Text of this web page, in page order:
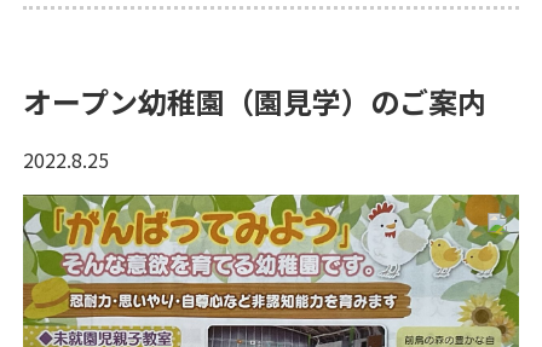
オープン幼稚園（園見学）のご案内
2022.8.25